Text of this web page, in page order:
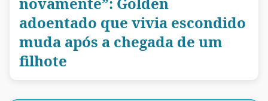
adoentado que vivia escondido
muda após a chegada de um
filhote